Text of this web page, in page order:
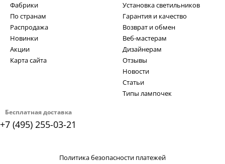
Бесплатная доставка
+7 (495) 255-03-21
Фабрики
По странам
Распродажа
Новинки
Акции
Карта сайта
Установка светильников
Гарантия и качество
Возврат и обмен
Веб-мастерам
Дизайнерам
Отзывы
Новости
Статьи
Типы лампочек
Политика безопасности платежей